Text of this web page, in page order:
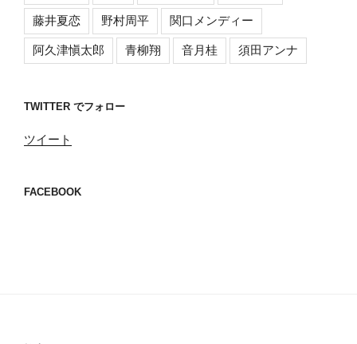
藤井夏恋 野村周平 関口メンディー
阿久津愼太郎 青柳翔 音月桂 須田アンナ
TWITTER でフォロー
ツイート
FACEBOOK